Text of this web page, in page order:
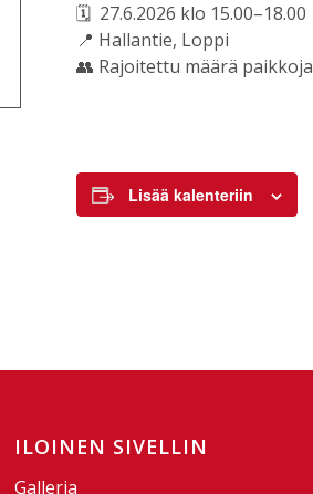
🗓 27.6.2026 klo 15.00–18.00
📍 Hallantie, Loppi
👥 Rajoitettu määrä paikkoja
Lisää kalenteriin
ILOINEN SIVELLIN
Galleria